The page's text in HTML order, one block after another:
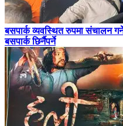
बसपार्क व्यवस्थित रुपमा संचालन
बसपार्क छिर्नैपर्ने